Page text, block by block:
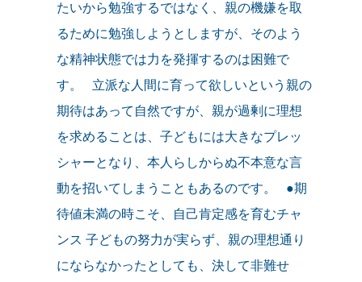
たいから勉強するではなく、親の機嫌を取
るために勉強しようとしますが、そのよう
な精神状態では力を発揮するのは困難で
す。 立派な人間に育って欲しいという親の
期待はあって自然ですが、親が過剰に理想
を求めることは、子どもには大きなプレッ
シャーとなり、本人らしからぬ不本意な言
動を招いてしまうこともあるのです。 ●期
待値未満の時こそ、自己肯定感を育むチャ
ンス 子どもの努力が実らず、親の理想通り
にならなかったとしても、決して非難せ